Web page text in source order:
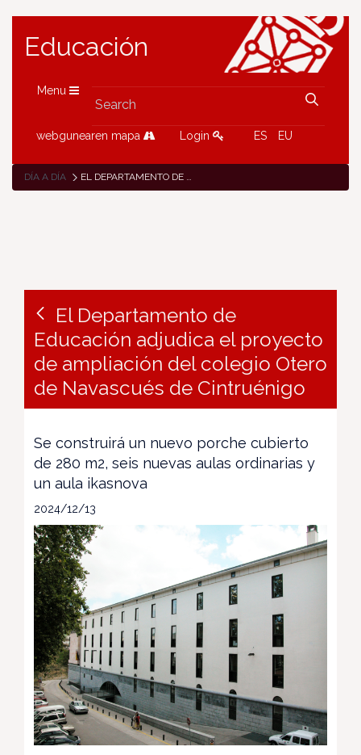
Educación
Menu
webgunearen mapa Login ES EU
DÍA A DÍA EL DEPARTAMENTO DE EDUCACIÓN ADJUDICA EL PROYECTO DE AMPLIACIÓN DEL COLEGIO OTERO DE NAVASCUÉS DE CINTRUÉNIGO
El Departamento de
Educación adjudica el proyecto
de ampliación del colegio Otero
de Navascués de Cintruénigo
Se construirá un nuevo porche cubierto
de 280 m2, seis nuevas aulas ordinarias y
un aula ikasnova
2024/12/13